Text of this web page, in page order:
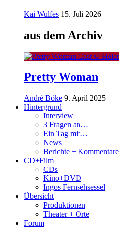
Kai Wulfes 15. Juli 2026
aus dem Archiv
Pretty Woman
André Böke 9. April 2025
Hintergrund
Interview
3 Fragen an…
Ein Tag mit…
News
Berichte + Kommentare
CD+Film
CDs
Kino+DVD
Ingos Fernsehsessel
Übersicht
Produktionen
Theater + Orte
Forum